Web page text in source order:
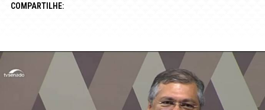
COMPARTILHE: